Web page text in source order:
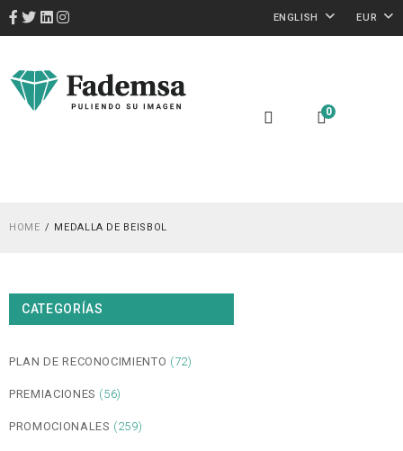
ENGLISH EUR
0
HOME MEDALLA DE BEISBOL
CATEGORÍAS
PLAN DE RECONOCIMIENTO (72)
PREMIACIONES (56)
PROMOCIONALES (259)